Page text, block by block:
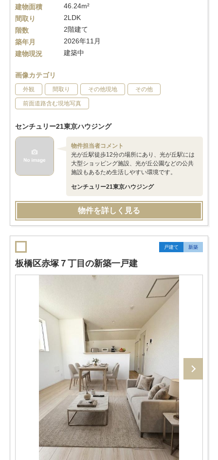
建物面積
46.24m²
間取り
2LDK
階数
2階建て
築年月
2026年11月
建物現況
建築中
画像カテゴリ
外観 間取り その他現地 その他
前面道路含む現地写真
センチュリー21東京ハウジング
物件担当者コメント
光が丘駅徒歩12分の場所にあり、光が丘駅には
大型ショッピング施設、光が丘公園などの公共
施設もあるため生活しやすい環境です。
センチュリー21東京ハウジング
物件を詳しく見る
戸建て 新築
板橋区赤塚７丁目の新築一戸建